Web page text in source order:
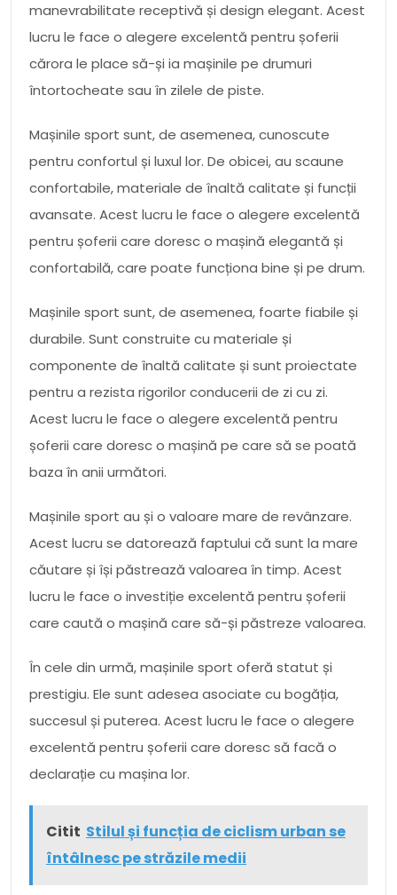
manevrabilitate receptivă și design elegant. Acest
lucru le face o alegere excelentă pentru șoferii
cărora le place să-și ia mașinile pe drumuri
întortocheate sau în zilele de piste.
Mașinile sport sunt, de asemenea, cunoscute
pentru confortul și luxul lor. De obicei, au scaune
confortabile, materiale de înaltă calitate și funcții
avansate. Acest lucru le face o alegere excelentă
pentru șoferii care doresc o mașină elegantă și
confortabilă, care poate funcționa bine și pe drum.
Mașinile sport sunt, de asemenea, foarte fiabile și
durabile. Sunt construite cu materiale și
componente de înaltă calitate și sunt proiectate
pentru a rezista rigorilor conducerii de zi cu zi.
Acest lucru le face o alegere excelentă pentru
șoferii care doresc o mașină pe care să se poată
baza în anii următori.
Mașinile sport au și o valoare mare de revânzare.
Acest lucru se datorează faptului că sunt la mare
căutare și își păstrează valoarea în timp. Acest
lucru le face o investiție excelentă pentru șoferii
care caută o mașină care să-și păstreze valoarea.
În cele din urmă, mașinile sport oferă statut și
prestigiu. Ele sunt adesea asociate cu bogăția,
succesul și puterea. Acest lucru le face o alegere
excelentă pentru șoferii care doresc să facă o
declarație cu mașina lor.
Citit Stilul și funcția de ciclism urban se
întâlnesc pe străzile medii